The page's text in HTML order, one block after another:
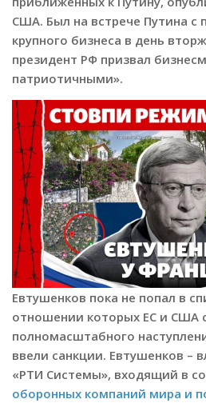
США. Был на встрече Путина с
крупного бизнеса в день
президент РФ призвал
патриотичными».
Евтушенков пока не попал в
отношении которых ЕС и США
полномасштабного
ввели санкции. Евтушенков –
«РТИ Системы», входящий в
оборонных компаний мира и